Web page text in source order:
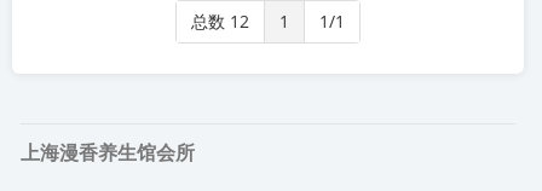
总数 12 1 1/1
上海漫香养生馆会所